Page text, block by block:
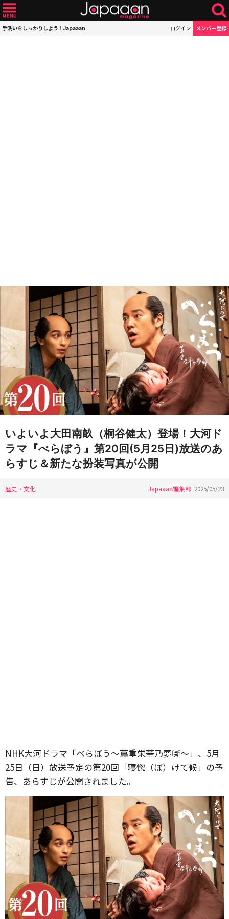
手洗いをしっかりしよう！Japaaan ログイン メンバー登録
いよいよ大田南畝（桐谷健太）登場！大河ド
ラマ『べらぼう』第20回(5月25日)放送のあ
らすじ＆新たな扮装写真が公開
歴史・文化 Japaaan編集部 2025/05/23
NHK大河ドラマ「べらぼう〜蔦重栄華乃夢噺〜」、5月
25日（日）放送予定の第20回「寝惚（ぼ）けて候」の予
告、あらすじが公開されました。